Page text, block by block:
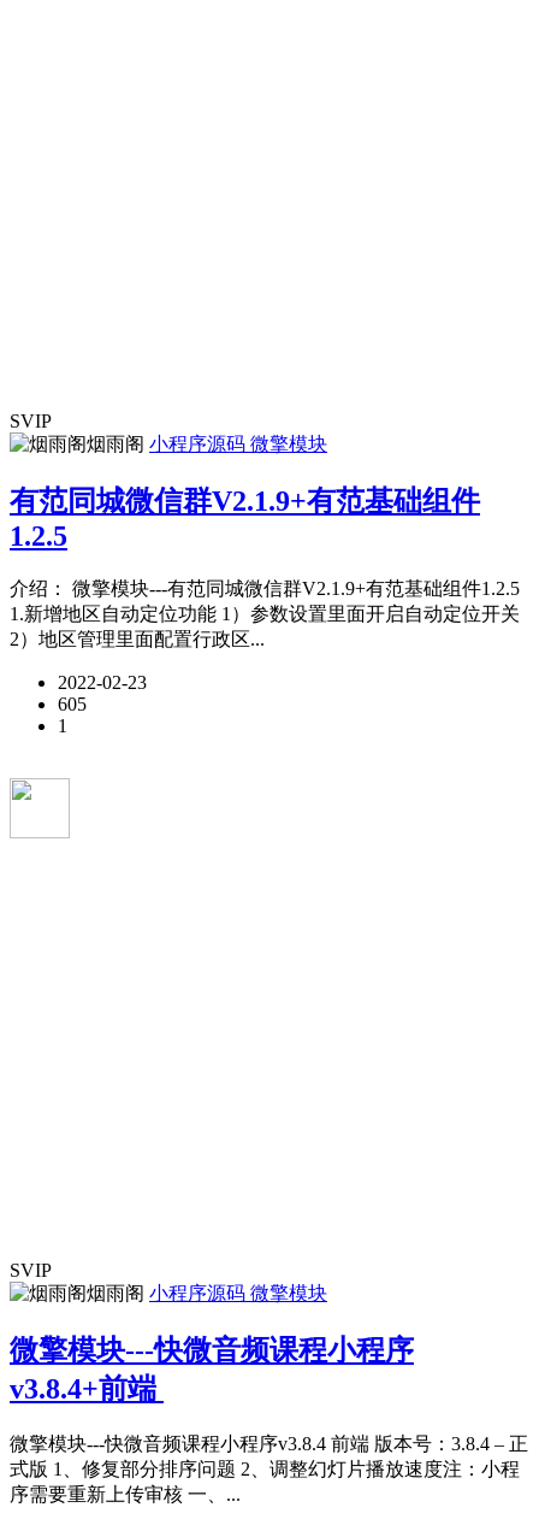
SVIP
烟雨阁 小程序源码 微擎模块
有范同城微信群V2.1.9+有范基础组件
1.2.5
介绍： 微擎模块---有范同城微信群V2.1.9+有范基础组件1.2.5
1.新增地区自动定位功能 1）参数设置里面开启自动定位开关
2）地区管理里面配置行政区...
2022-02-23
605
1
SVIP
烟雨阁 小程序源码 微擎模块
微擎模块---快微音频课程小程序
v3.8.4+前端
微擎模块---快微音频课程小程序v3.8.4 前端 版本号：3.8.4 – 正
式版 1、修复部分排序问题 2、调整幻灯片播放速度注：小程
序需要重新上传审核 一、...